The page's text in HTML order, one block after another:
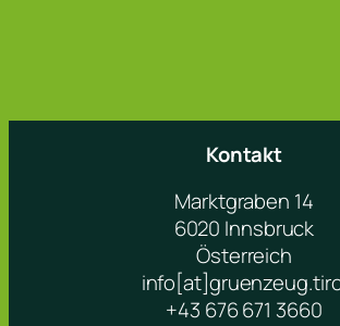
Kontakt
Marktgraben 14
6020 Innsbruck
Österreich
+43 676 671 3660